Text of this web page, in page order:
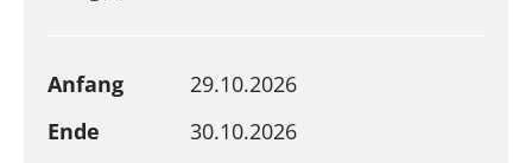
Anfang
29.10.2026
Ende
30.10.2026